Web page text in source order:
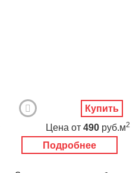
Подробнее
Цена от 490 руб.м2
Купить